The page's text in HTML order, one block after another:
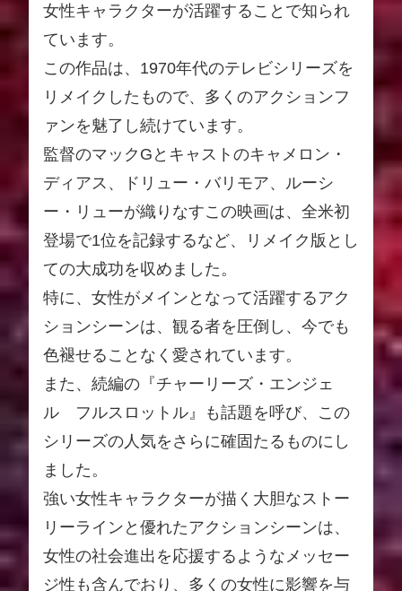
女性キャラクターが活躍することで知られ
ています。
この作品は、1970年代のテレビシリーズを
リメイクしたもので、多くのアクションフ
ァンを魅了し続けています。
監督のマックGとキャストのキャメロン・
ディアス、ドリュー・バリモア、ルーシ
ー・リューが織りなすこの映画は、全米初
登場で1位を記録するなど、リメイク版とし
ての大成功を収めました。
特に、女性がメインとなって活躍するアク
ションシーンは、観る者を圧倒し、今でも
色褪せることなく愛されています。
また、続編の『チャーリーズ・エンジェ
ル フルスロットル』も話題を呼び、この
シリーズの人気をさらに確固たるものにし
ました。
強い女性キャラクターが描く大胆なストー
リーラインと優れたアクションシーンは、
女性の社会進出を応援するようなメッセー
ジ性も含んでおり、多くの女性に影響を与